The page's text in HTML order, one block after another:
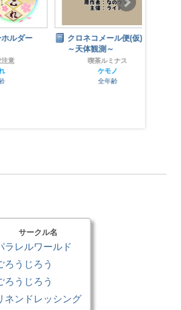
ダー
クロネコメール便(仮)
～天体観測～
喫茶ルミナス
ケモノ
全年齢
サークル名
ラレルワールド
ろうじろう
ろうじろう
ネンドレッシング